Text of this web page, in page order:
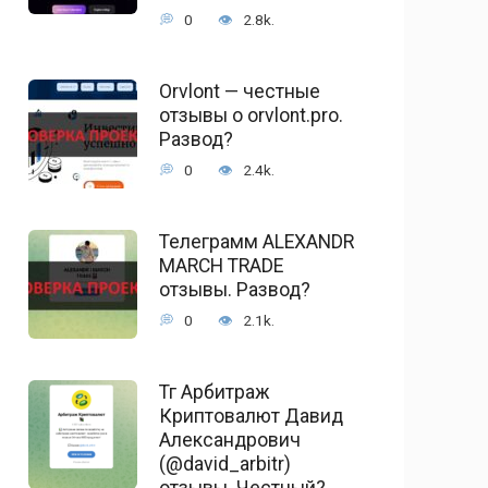
0 2.8k.
Orvlont — честные
отзывы о orvlont.pro.
Развод?
0 2.4k.
Телеграмм ALEXANDR
MARCH TRADE
отзывы. Развод?
0 2.1k.
Тг Арбитраж
Криптовалют Давид
Александрович
(@david_arbitr)